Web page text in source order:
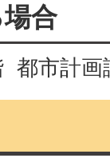
合
都市計